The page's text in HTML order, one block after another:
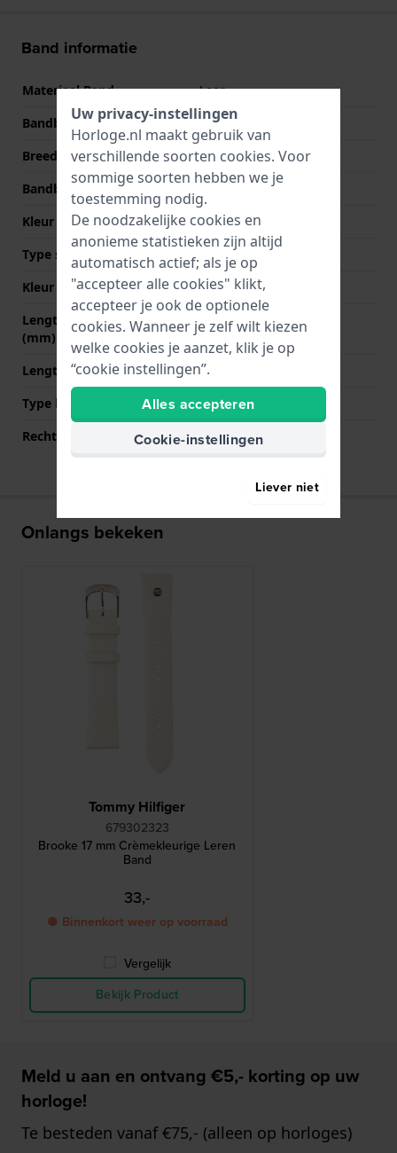
Band informatie
Materiaal Band
Leer
Bandbreedte
17 mm
Breedte bandaanzet
17 mm
Bandbreedte bij sluiting
15 mm
Kleur Band
Beige
Type sluiting
Gesp
Kleur sluiting
Roségoud
Lengte band op 12 uur
(mm)
75 mm
Lengte band op 6 uur (mm) 105 mm
Type bevestiging
Bandpennen
Rechte bandaanzet
Ja
Onlangs bekeken
Tommy Hilfiger
679302323
Brooke 17 mm Crèmekleurige Leren
Band
33,-
● Binnenkort weer op voorraad
Vergelijk
Bekijk Product
Meld u aan en ontvang €5,- korting op uw
horloge!
Te besteden vanaf €75,- (alleen op horloges)
Uw privacy-instellingen
Horloge.nl maakt gebruik van
verschillende soorten cookies. Voor
sommige soorten hebben we je
toestemming nodig.
De noodzakelijke cookies en
anonieme statistieken zijn altijd
automatisch actief; als je op
"accepteer alle cookies" klikt,
accepteer je ook de optionele
cookies. Wanneer je zelf wilt kiezen
welke cookies je aanzet, klik je op
“cookie instellingen”.
Alles accepteren
Cookie-instellingen
Liever niet